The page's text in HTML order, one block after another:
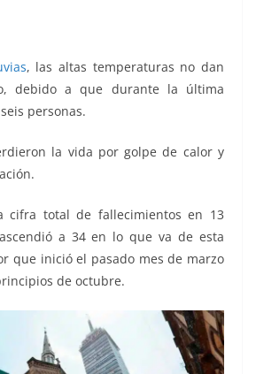
, las altas temperaturas no dan
debido a que durante la última
personas.
la vida por golpe de calor y
cifra total de fallecimientos en 13
a 34 en lo que va de esta
que inició el pasado mes de marzo
de octubre.